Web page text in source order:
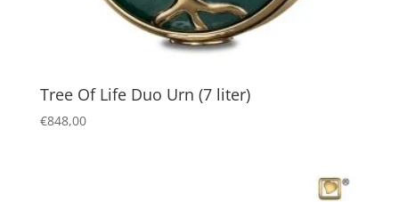
Tree Of Life Duo Urn (7 liter)
€848,00